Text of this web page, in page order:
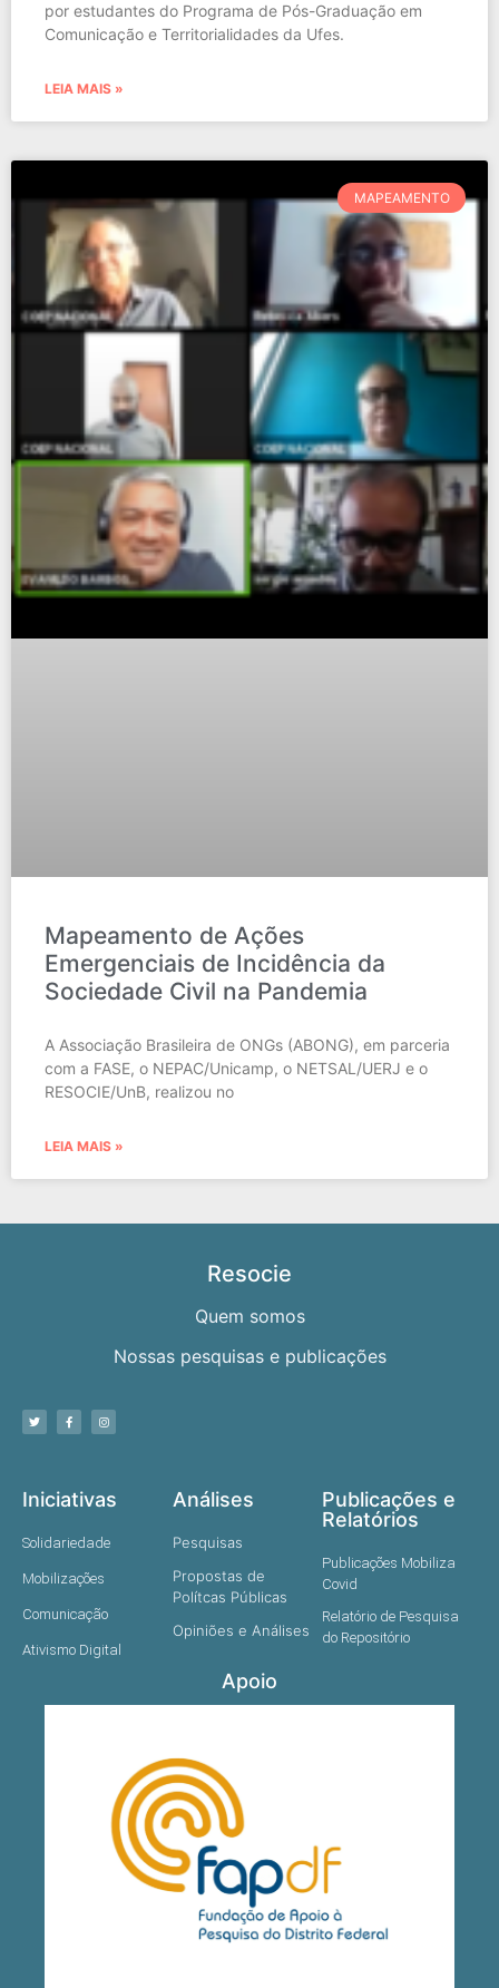
por estudantes do Programa de Pós-Graduação em
Comunicação e Territorialidades da Ufes.
LEIA MAIS »
MAPEAMENTO
Mapeamento de Ações
Emergenciais de Incidência da
Sociedade Civil na Pandemia
A Associação Brasileira de ONGs (ABONG), em parceria
com a FASE, o NEPAC/Unicamp, o NETSAL/UERJ e o
RESOCIE/UnB, realizou no
LEIA MAIS »
Resocie
Quem somos
Nossas pesquisas e publicações
Iniciativas
Solidariedade
Mobilizações
Comunicação
Ativismo Digital
Análises
Pesquisas
Propostas de
Polítcas Públicas
Opiniões e Análises
Publicações e
Relatórios
Publicações Mobiliza
Covid
Relatório de Pesquisa
do Repositório
Apoio